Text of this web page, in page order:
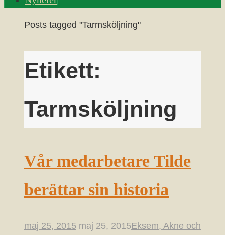
Home
Posts tagged "Tarmsköljning"
Etikett:
Tarmsköljning
Vår medarbetare Tilde
berättar sin historia
maj 25, 2015 maj 25, 2015Eksem, Akne och